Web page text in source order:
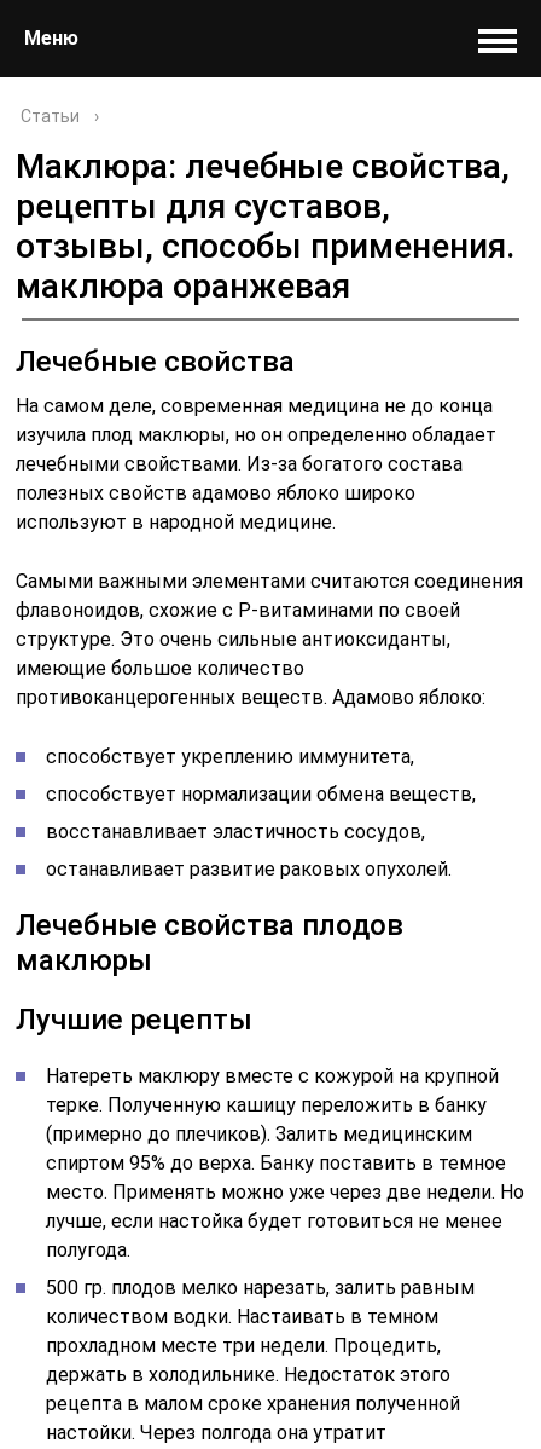
Меню
Статьи ›
Маклюра: лечебные свойства,
рецепты для суставов,
отзывы, способы применения.
маклюра оранжевая
Лечебные свойства
На самом деле, современная медицина не до конца
изучила плод маклюры, но он определенно обладает
лечебными свойствами. Из-за богатого состава
полезных свойств адамово яблоко широко
используют в народной медицине.
Самыми важными элементами считаются соединения
флавоноидов, схожие с Р-витаминами по своей
структуре. Это очень сильные антиоксиданты,
имеющие большое количество
противоканцерогенных веществ. Адамово яблоко:
способствует укреплению иммунитета,
способствует нормализации обмена веществ,
восстанавливает эластичность сосудов,
останавливает развитие раковых опухолей.
Лечебные свойства плодов
маклюры
Лучшие рецепты
Натереть маклюру вместе с кожурой на крупной
терке. Полученную кашицу переложить в банку
(примерно до плечиков). Залить медицинским
спиртом 95% до верха. Банку поставить в темное
место. Применять можно уже через две недели. Но
лучше, если настойка будет готовиться не менее
полугода.
500 гр. плодов мелко нарезать, залить равным
количеством водки. Настаивать в темном
прохладном месте три недели. Процедить,
держать в холодильнике. Недостаток этого
рецепта в малом сроке хранения полученной
настойки. Через полгода она утратит